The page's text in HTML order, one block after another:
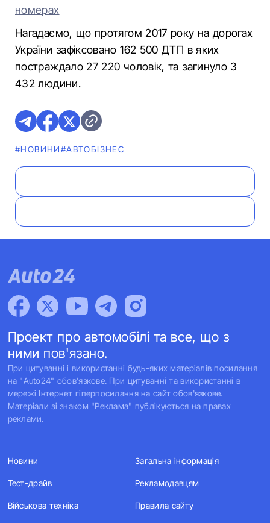
номерах
Нагадаємо, що протягом 2017 року на дорогах
України зафіксовано 162 500 ДТП в яких
постраждало 27 220 чоловік, та загинуло 3
432 людини.
#НОВИНИ#АВТОБІЗНЕС
Проект про автомобілі та все, що з
ними пов'язано.
При цитуванні і використанні будь-яких матеріалів посилання
на "Auto24" обов'язкове. При цитуванні та використанні в
мережі Інтернет гіперпосилання на сайт обов'язкове.
Матеріали зі знаком "Реклама" публікуються на правах
реклами.
Новини
Тест-драйв
Військова техніка
Загальна інформація
Рекламодавцям
Правила сайту